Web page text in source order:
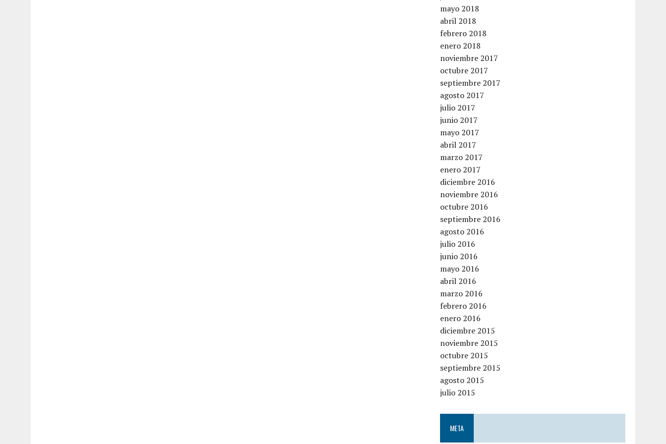
mayo 2018
abril 2018
febrero 2018
enero 2018
noviembre 2017
octubre 2017
septiembre 2017
agosto 2017
julio 2017
junio 2017
mayo 2017
abril 2017
marzo 2017
enero 2017
diciembre 2016
noviembre 2016
octubre 2016
septiembre 2016
agosto 2016
julio 2016
junio 2016
mayo 2016
abril 2016
marzo 2016
febrero 2016
enero 2016
diciembre 2015
noviembre 2015
octubre 2015
septiembre 2015
agosto 2015
julio 2015
META